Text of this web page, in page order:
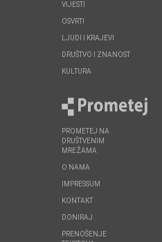
VIJESTI
OSVRTI
LJUDI I KRAJEVI
DRUŠTVO I ZNANOST
KULTURA
PROMETEJ NA
DRUŠTVENIM
MREŽAMA
O NAMA
IMPRESSUM
KONTAKT
DONIRAJ
PRENOŠENJE